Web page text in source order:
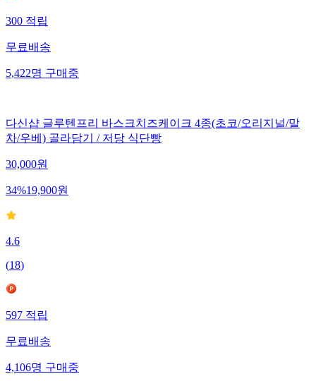
300적립
무료배송
5,422명구매중
다신샵 글루텐프리 바스크치즈케이크 4종(초코/오리지널/말
차/우베) 골라담기 / 저당 식단빵
30,000원
34%19,900원
4.6
(18)
597적립
무료배송
4,106명구매중